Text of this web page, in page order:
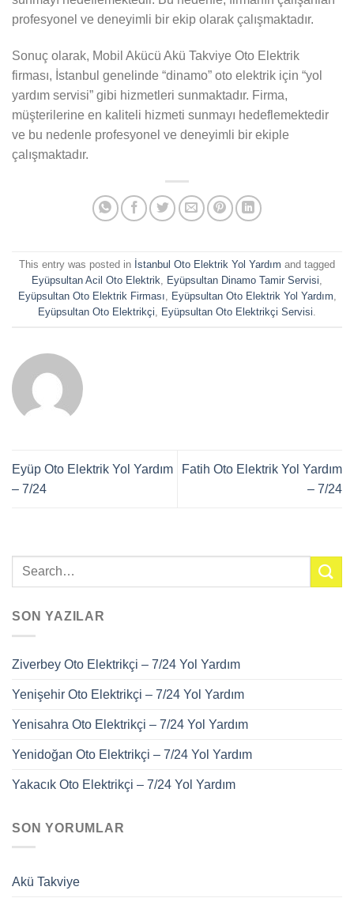
profesyonel ve deneyimli bir ekip olarak çalışmaktadır.
Sonuç olarak, Mobil Akücü Akü Takviye Oto Elektrik
firması, İstanbul genelinde “dinamo” oto elektrik için “yol
yardım servisi” gibi hizmetleri sunmaktadır. Firma,
müşterilerine en kaliteli hizmeti sunmayı hedeflemektedir
ve bu nedenle profesyonel ve deneyimli bir ekiple
çalışmaktadır.
This entry was posted in İstanbul Oto Elektrik Yol Yardım and tagged
Eyüpsultan Acil Oto Elektrik
Eyüpsultan Dinamo Tamir Servisi
Eyüpsultan Oto Elektrik Firması
Eyüpsultan Oto Elektrik Yol Yardım
Eyüpsultan Oto Elektrikçi
Eyüpsultan Oto Elektrikçi Servisi
Eyüp Oto Elektrik Yol Yardım
– 7/24
Fatih Oto Elektrik Yol Yardım
– 7/24
SON YAZILAR
Ziverbey Oto Elektrikçi – 7/24 Yol Yardım
Yenişehir Oto Elektrikçi – 7/24 Yol Yardım
Yenisahra Oto Elektrikçi – 7/24 Yol Yardım
Yenidoğan Oto Elektrikçi – 7/24 Yol Yardım
Yakacık Oto Elektrikçi – 7/24 Yol Yardım
SON YORUMLAR
Akü Takviye